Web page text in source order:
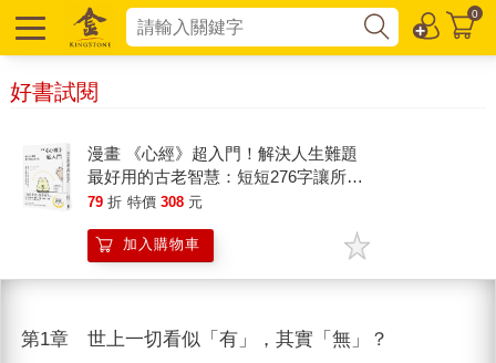
0
好書試閱
漫畫 《心經》超入門！解決人生難題
最好用的古老智慧：短短276字讓所有
煩惱變得渺小，參透人生喜樂憂愁的必
79 折 特價 308 元
加入購物車
第1章 世上一切看似「有」，其實「無」？